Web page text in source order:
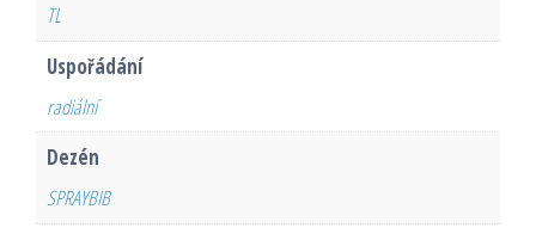
TL
Uspořádání
radiální
Dezén
SPRAYBIB